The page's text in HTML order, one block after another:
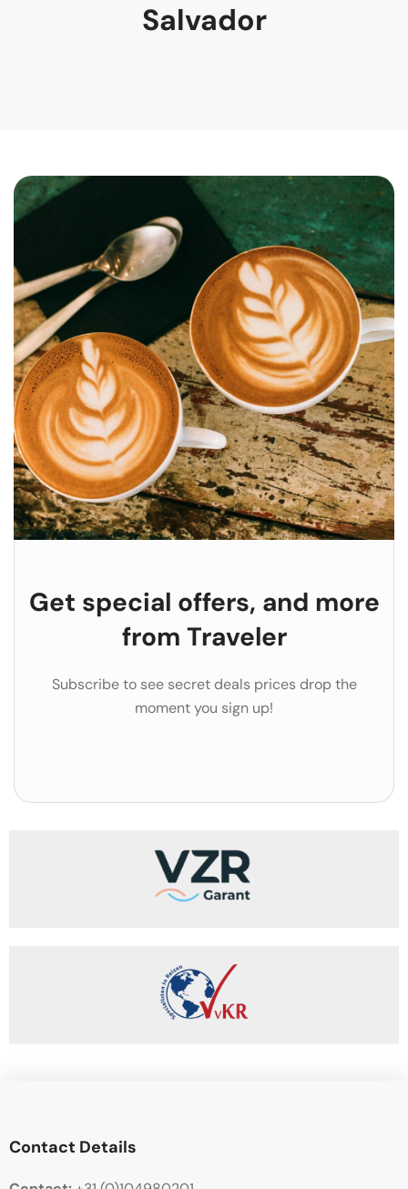
Salvador
Get special offers, and more
from Traveler
Subscribe to see secret deals prices drop the
moment you sign up!
Contact Details